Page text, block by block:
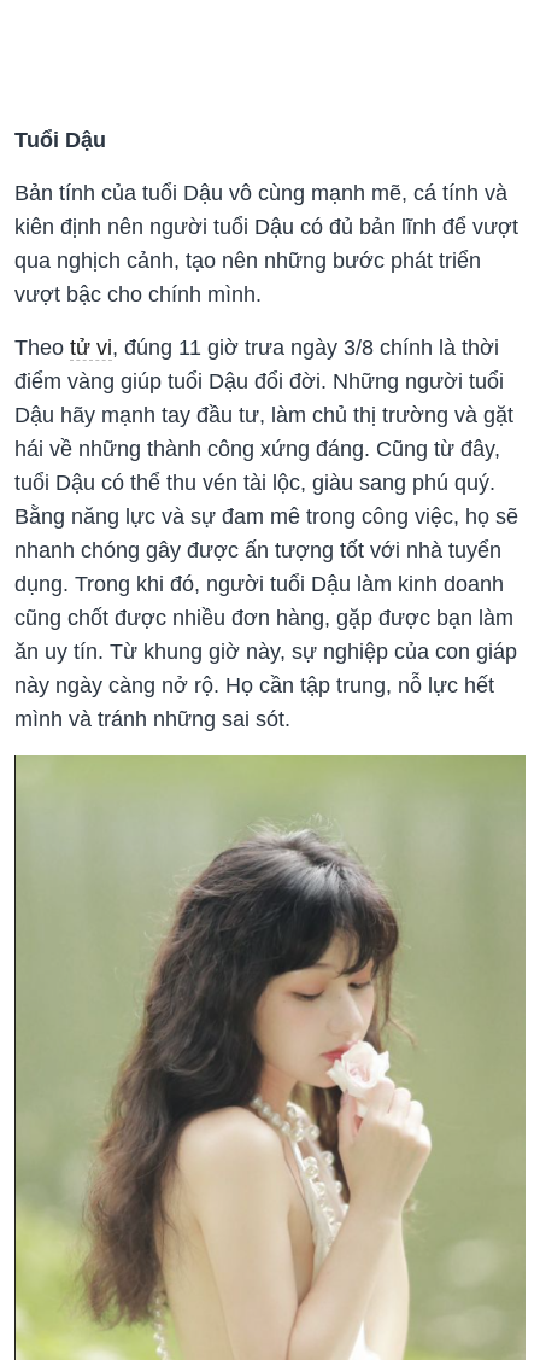
Tuổi Dậu
Bản tính của tuổi Dậu vô cùng mạnh mẽ, cá tính và
kiên định nên người tuổi Dậu có đủ bản lĩnh để vượt
qua nghịch cảnh, tạo nên những bước phát triển
vượt bậc cho chính mình.
Theo tử vi, đúng 11 giờ trưa ngày 3/8 chính là thời
điểm vàng giúp tuổi Dậu đổi đời. Những người tuổi
Dậu hãy mạnh tay đầu tư, làm chủ thị trường và gặt
hái về những thành công xứng đáng. Cũng từ đây,
tuổi Dậu có thể thu vén tài lộc, giàu sang phú quý.
Bằng năng lực và sự đam mê trong công việc, họ sẽ
nhanh chóng gây được ấn tượng tốt với nhà tuyển
dụng. Trong khi đó, người tuổi Dậu làm kinh doanh
cũng chốt được nhiều đơn hàng, gặp được bạn làm
ăn uy tín. Từ khung giờ này, sự nghiệp của con giáp
này ngày càng nở rộ. Họ cần tập trung, nỗ lực hết
mình và tránh những sai sót.